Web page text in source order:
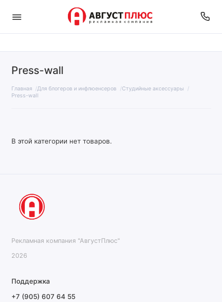
Press-wall
Главная Для блогеров и инфлюенсеров
Студийные аксессуары
Press-wall
В этой категории нет товаров.
Рекламная компания "АвгустПлюс"
2026
Поддержка
+7 (905) 607 64 55